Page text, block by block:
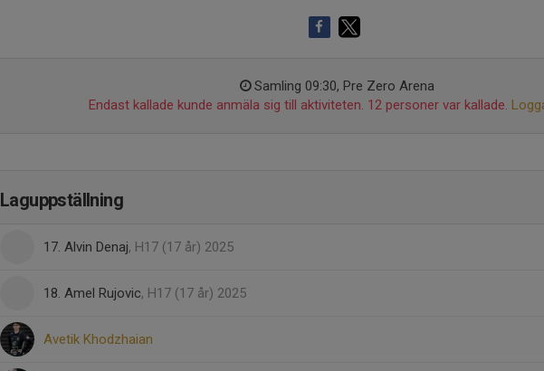
Samling 09:30, Pre Zero Arena
Endast kallade kunde anmäla sig till aktiviteten. 12 personer var kallade.
Laguppställning
17. Alvin Denaj, H17 (17 år) 2025
18. Amel Rujovic, H17 (17 år) 2025
Avetik Khodzhaian